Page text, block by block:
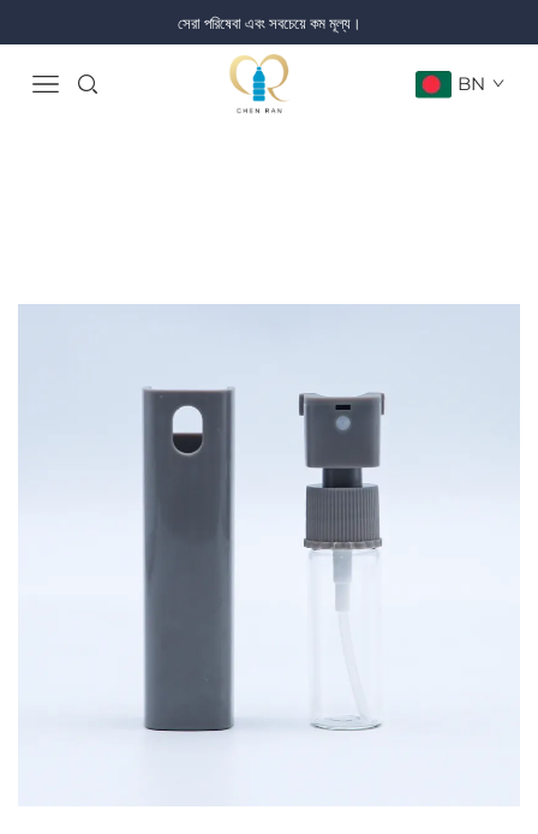
সেরা পরিষেবা এবং সবচেয়ে কম মূল্য।
BN